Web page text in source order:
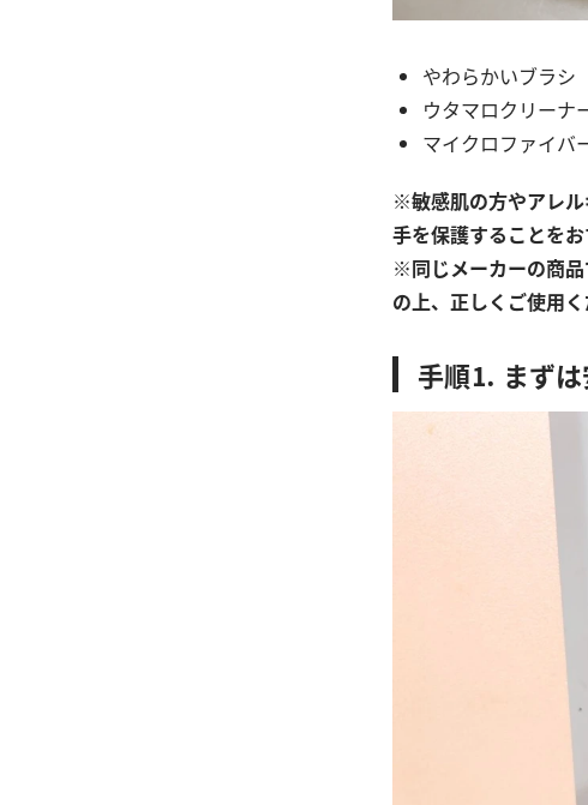
やわらかいブラシ
ウタマロクリーナ
マイクロファイバ
※敏感肌の方やアレ
手を保護することをお
※同じメーカーの商
の上、正しくご使用く
手順⒈ まずは